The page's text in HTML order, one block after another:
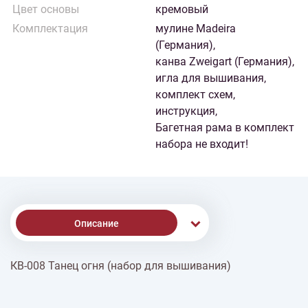
Цвет основы
кремовый
Комплектация
мулине Madeira
(Германия),
канва Zweigart (Германия),
игла для вышивания,
комплект схем,
инструкция,
Багетная рама в комплект
набора не входит!
Описание
Доставка
КВ-008 Танец огня (набор для вышивания)